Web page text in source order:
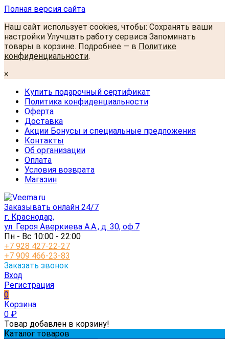
Полная версия сайта
Наш сайт использует cookies, чтобы: Сохранять ваши
настройки Улучшать работу сервиса Запоминать
товары в корзине. Подробнее — в Политике
конфиденциальности.
×
Купить подарочный сертификат
Политика конфиденциальности
Оферта
Доставка
Акции Бонусы и специальные предложения
Контакты
Об организации
Оплата
Условия возврата
Магазин
Заказывать онлайн 24/7
г. Краснодар,
ул. Героя Аверкиева А.А., д. 30, оф.7
Пн - Вс 10:00 - 22:00
+7 928 427-22-27
+7 909 466-23-83
Заказать звонок
Вход
Регистрация
0
Корзина
0 ₽
Товар добавлен в корзину!
Каталог товаров